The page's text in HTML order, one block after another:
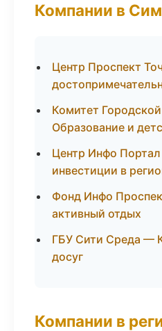
Компании в
Центр Проспект
Комитет
Образование и
Центр Инфо
инвестиции в
Фонд Инфо
активный отдых
ГБУ Сити Среда —
досуг
Компании в